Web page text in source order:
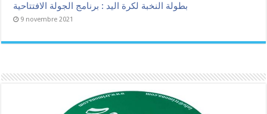
بطولة النخبة لكرة اليد : برنامج الجولة الافتتاحية
9 novembre 2021